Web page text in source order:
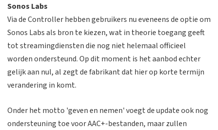
Sonos Labs
Via de Controller hebben gebruikers nu eveneens de optie om
Sonos Labs als bron te kiezen, wat in theorie toegang geeft
tot streamingdiensten die nog niet helemaal officieel
worden ondersteund. Op dit moment is het aanbod echter
gelijk aan nul, al zegt de fabrikant dat hier op korte termijn
verandering in komt.
Onder het motto 'geven en nemen' voegt de update ook nog
ondersteuning toe voor AAC+-bestanden, maar zullen